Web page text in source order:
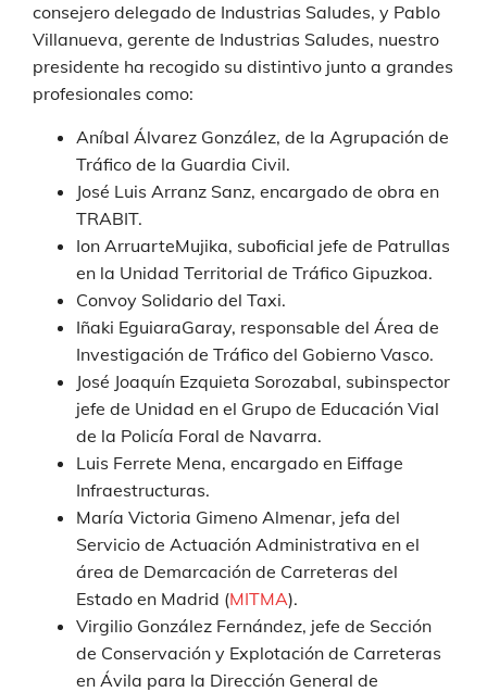
consejero delegado de Industrias Saludes, y Pablo
Villanueva, gerente de Industrias Saludes, nuestro
presidente ha recogido su distintivo junto a grandes
profesionales como:
Aníbal Álvarez González, de la Agrupación de
Tráfico de la Guardia Civil.
José Luis Arranz Sanz, encargado de obra en
TRABIT.
Ion ArruarteMujika, suboficial jefe de Patrullas
en la Unidad Territorial de Tráfico Gipuzkoa.
Convoy Solidario del Taxi.
Iñaki EguiaraGaray, responsable del Área de
Investigación de Tráfico del Gobierno Vasco.
José Joaquín Ezquieta Sorozabal, subinspector
jefe de Unidad en el Grupo de Educación Vial
de la Policía Foral de Navarra.
Luis Ferrete Mena, encargado en Eiffage
Infraestructuras.
María Victoria Gimeno Almenar, jefa del
Servicio de Actuación Administrativa en el
área de Demarcación de Carreteras del
Estado en Madrid (MITMA).
Virgilio González Fernández, jefe de Sección
de Conservación y Explotación de Carreteras
en Ávila para la Dirección General de